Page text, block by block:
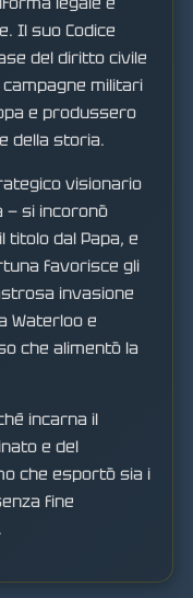
Il suo Codice
del diritto civile
militari
e produssero
della storia.
visionario
— si incoronò
dal Papa, e
favorisce gli
invasione
Waterloo e
che alimentò la
incarna il
e del
che esportò sia i
fine